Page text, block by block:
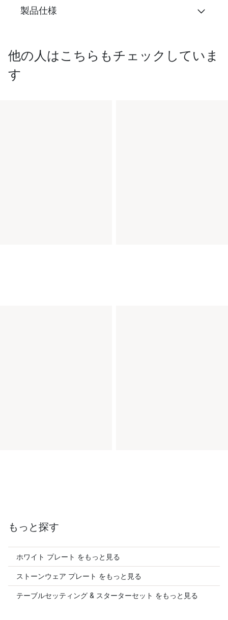
製品仕様
他の人はこちらもチェックしていま
す
もっと探す
ホワイト プレート をもっと見る
ストーンウェア プレート をもっと見る
テーブルセッティング & スターターセット をもっと見る